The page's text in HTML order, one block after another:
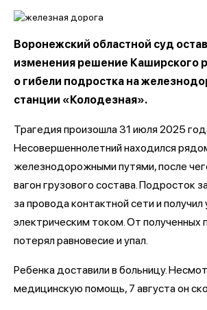
Воронежский областной суд
изменения решение Каширского
о гибели подростка на
станции «Колодезная».
Трагедия произошла 31 июля 2025
Несовершеннолетний находился
железнодорожными путями, после
вагон грузового состава. Подросток
за провода контактной сети и получил
электрическим током. От полученных
потерял равновесие и упал.
Ребенка доставили в больницу.
медицинскую помощь, 7 августа он